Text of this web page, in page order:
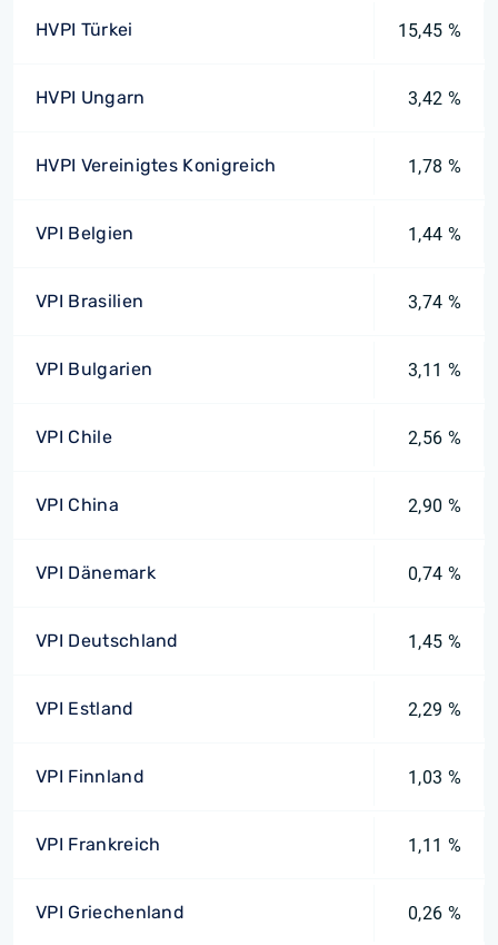
HVPI Türkei 15,45 %
HVPI Ungarn 3,42 %
HVPI Vereinigtes Konigreich 1,78 %
VPI Belgien 1,44 %
VPI Brasilien 3,74 %
VPI Bulgarien 3,11 %
VPI Chile 2,56 %
VPI China 2,90 %
VPI Dänemark 0,74 %
VPI Deutschland 1,45 %
VPI Estland 2,29 %
VPI Finnland 1,03 %
VPI Frankreich 1,11 %
VPI Griechenland 0,26 %